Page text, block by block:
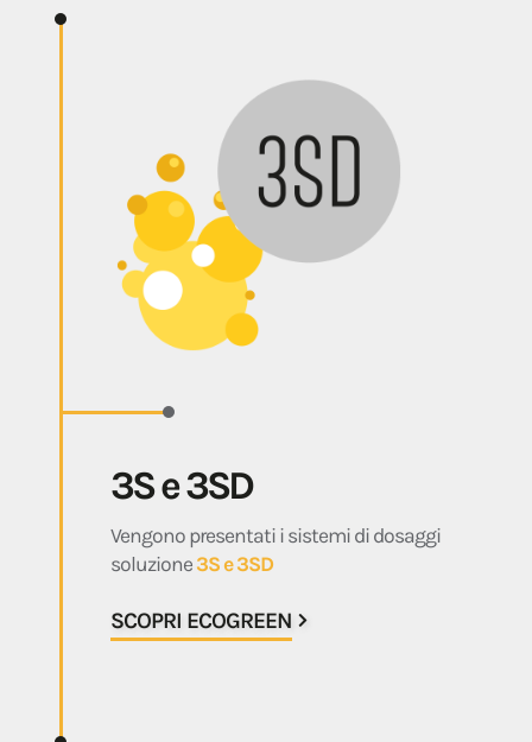
3S e 3SD
Vengono presentati i sistemi di dosaggi
soluzione 3S e 3SD
SCOPRI ECOGREEN